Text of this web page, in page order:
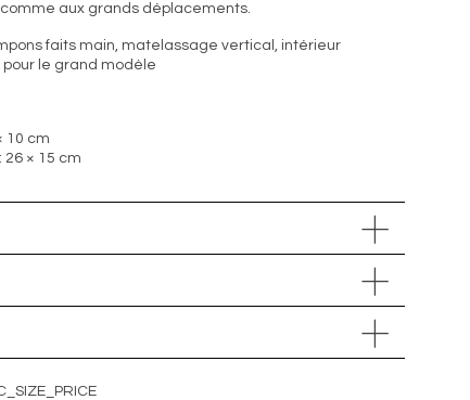
aux grands déplacements.
faits main, matelassage vertical, intérieur
le grand modèle
10 cm
26 × 15 cm